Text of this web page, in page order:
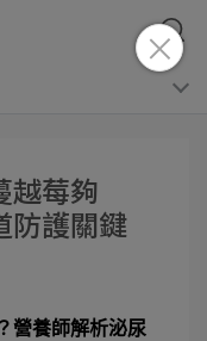
越莓夠
防護關鍵
營養師解析泌尿